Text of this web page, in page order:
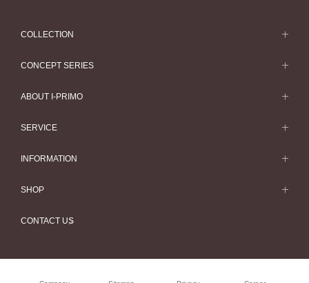
COLLECTION
結婚套戒
結婚套戒一覽
CONCEPT SERIES
HATSUSORA
Suwaha
ABOUT I-PRIMO
SERVICE
售後服務
INFORMATION
最新情報
SHOP
CONTACT US